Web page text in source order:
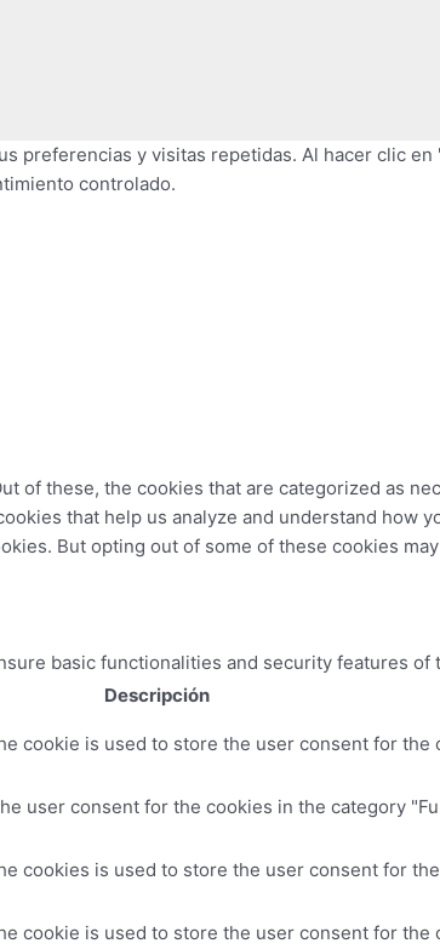
y visitas repetidas. Al hacer clic
controlado.
these, the cookies that are categorized as
that help us analyze and understand how
But opting out of some of these cookies
basic functionalities and security features of
Descripción
cookie is used to store the user consent for the
user consent for the cookies in the category
cookies is used to store the user consent for
cookie is used to store the user consent for the